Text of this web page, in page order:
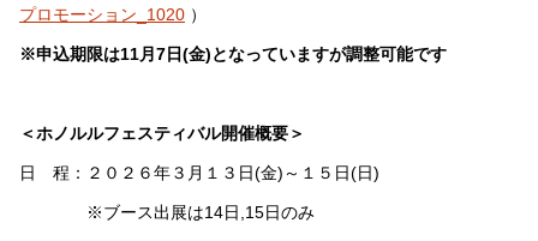
プロモーション_1020 ）
※申込期限は11月7日(金)となっていますが調整可能です
＜ホノルルフェスティバル開催概要＞
日 程：２０２６年３月１３日(金)～１５日(日)
※ブース出展は14日,15日のみ